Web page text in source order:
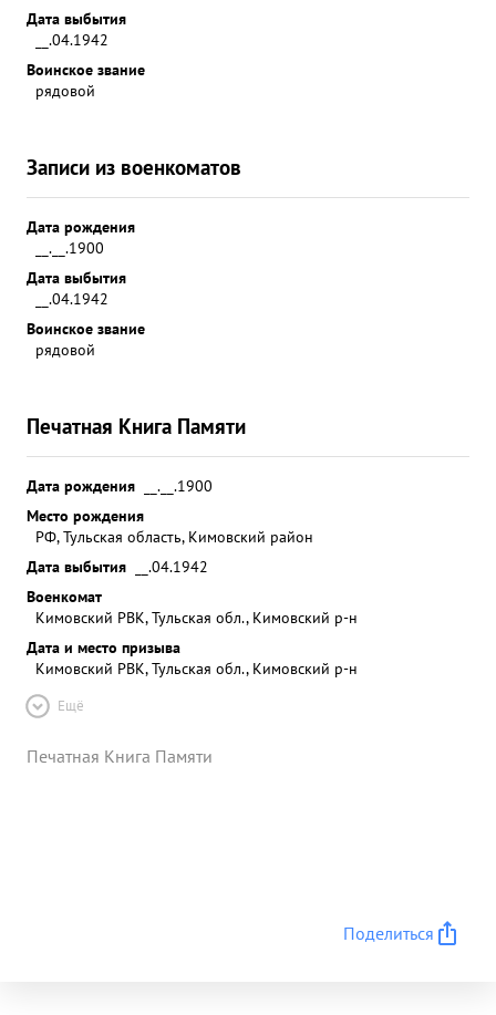
Дата выбытия
__.04.1942
Воинское звание
рядовой
Записи из военкоматов
Дата рождения
__.__.1900
Дата выбытия
__.04.1942
Воинское звание
рядовой
Печатная Книга Памяти
Дата рождения
__.__.1900
Место рождения
РФ, Тульская область, Кимовский район
Дата выбытия
__.04.1942
Военкомат
Кимовский РВК, Тульская обл., Кимовский р-н
Дата и место призыва
Кимовский РВК, Тульская обл., Кимовский р-н
Ещё
Печатная Книга Памяти
Поделиться